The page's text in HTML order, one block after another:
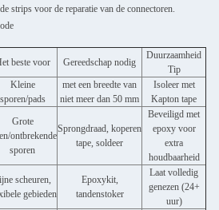
strips voor de reparatie van de connectoren.
beste voor Gereedschap nodig
Duurzaamheid
Tip
Kleine
sporen/pads
met een breedte van
niet meer dan 50 mm
Isoleer met
Kapton tape
Grote
ontbrekende
sporen
Sprongdraad, koperen
tape, soldeer
Beveiligd met
epoxy voor
extra
houdbaarheid
scheuren,
gebieden
Epoxykit,
tandenstoker
Laat volledig
genezen (24+
uur)